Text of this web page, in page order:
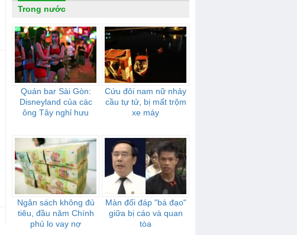
Trong nước
Quán bar Sài Gòn:
Disneyland của các
ông Tây nghỉ hưu
Cứu đôi nam nữ nhảy
cầu tự tử, bị mất trộm
xe máy
Ngân sách không đủ
tiêu, đầu năm Chính
phủ lo vay nợ
Màn đối đáp "bá đạo"
giữa bị cáo và quan
tòa